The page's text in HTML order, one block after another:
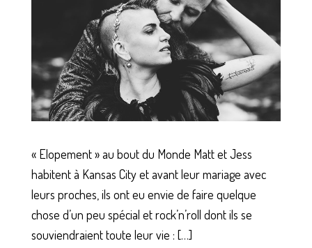
« Elopement » au bout du Monde Matt et Jess
habitent à Kansas City et avant leur mariage avec
leurs proches, ils ont eu envie de faire quelque
chose d’un peu spécial et rock’n’roll dont ils se
souviendraient toute leur vie : […]